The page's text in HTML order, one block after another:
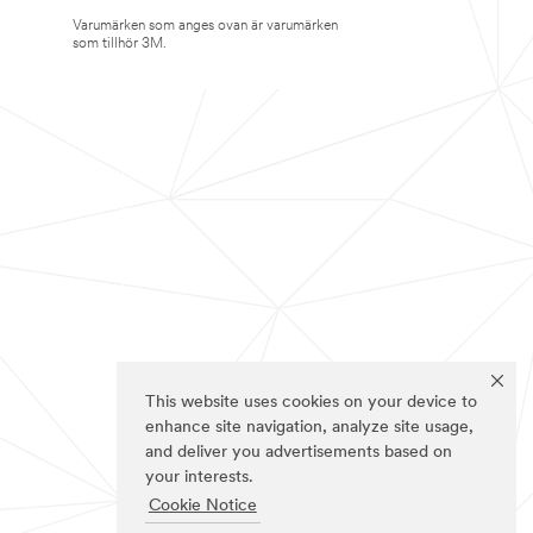
This website uses cookies on your device to
enhance site navigation, analyze site usage,
and deliver you advertisements based on
your interests.
Cookie Notice
Varumärken som anges ovan är varumärken
som tillhör 3M.